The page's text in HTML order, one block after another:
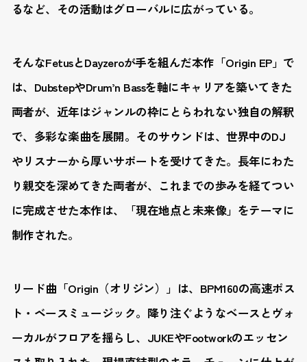
るなど、その活動はグローバルに広がっている。
そんなFetusとDayzeroが手を組んだ本作「Origin EP」で
は、DubstepやDrum’n Bassを軸にキャリアを築いてきた
両者が、近年はジャンルの枠にとらわれない独自の解釈
で、多彩な楽曲を展開。そのサウンドは、世界中のDJ
やリスナーから厚いサポートを受けてきた。長年にわた
り親交を深めてきた両者が、これまでの歩みを経てつい
に完成させた本作は、「現在地点と未来像」をテーマに
制作された。
リード曲「Origin（オリジン）」は、BPM160の高速ポス
ト・ベースミュージック。降り注ぐようなベースとヴォ
ーカルがフロアを揺らし、JUKEやFootworkのエッセン